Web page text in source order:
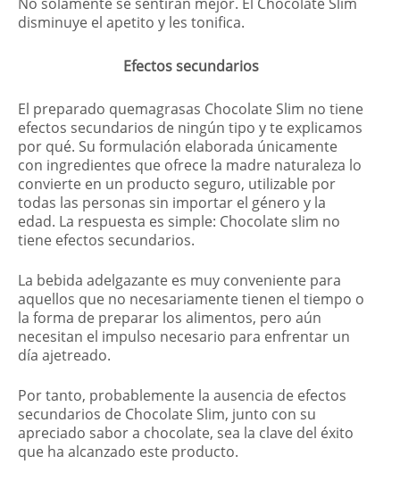
disminuye el apetito y les tonifica.
Efectos secundarios
El preparado quemagrasas Chocolate Slim no tiene
efectos secundarios de ningún tipo y te explicamos
por qué. Su formulación elaborada únicamente
con ingredientes que ofrece la madre naturaleza lo
convierte en un producto seguro, utilizable por
todas las personas sin importar el género y la
edad. La respuesta es simple: Chocolate slim no
tiene efectos secundarios.
La bebida adelgazante es muy conveniente para
aquellos que no necesariamente tienen el tiempo o
la forma de preparar los alimentos, pero aún
necesitan el impulso necesario para enfrentar un
día ajetreado.
Por tanto, probablemente la ausencia de efectos
secundarios de Chocolate Slim, junto con su
apreciado sabor a chocolate, sea la clave del éxito
que ha alcanzado este producto.